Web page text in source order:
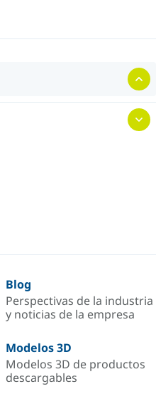
Blog
Perspectivas de la industria
y noticias de la empresa
Modelos 3D
Modelos 3D de productos
descargables